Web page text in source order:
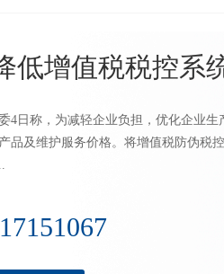
低增值税税控系
4日称，为减轻企业负担，优化企业
品及维护服务价格。将增值税防伪税